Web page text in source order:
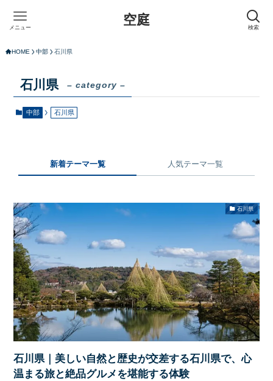
空庭 検索
メニュー
HOME 中部 石川県
石川県 – category –
中部 石川県
新着テーマ一覧 人気テーマ一覧
石川県
石川県｜美しい自然と歴史が交差する石川県で、心
温まる旅と絶品グルメを堪能する体験